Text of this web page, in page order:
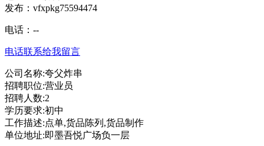
发布：vfxpkg75594474
电话： --
电话联系给我留言
公司名称:夸父炸串
招聘职位:营业员
招聘人数:2
学历要求:初中
工作描述:点单,货品陈列,货品制作
单位地址:即墨吾悦广场负一层